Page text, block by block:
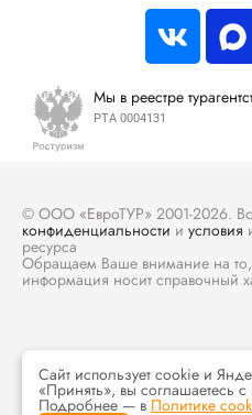
Мы в реестре
РТА 0004131
© ООО «ЕвроТУР» 2001-2026.
конфиденциальности и условия
ресурса
Обращаем Ваше внимание на
информация носит справочный
Сайт использует cookie и
«Принять», вы соглашаетесь
Подробнее — в Политике